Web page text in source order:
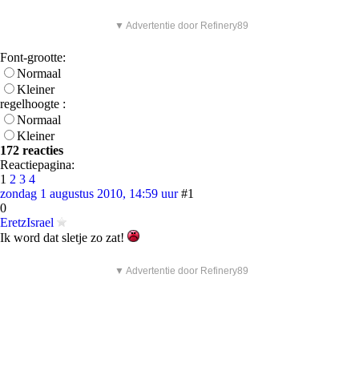
▼ Advertentie door Refinery89
Font-grootte:
Normaal
Kleiner
regelhoogte :
Normaal
Kleiner
172 reacties
Reactiepagina:
1 2 3 4
zondag 1 augustus 2010, 14:59 uur #1
0
EretzIsrael
Ik word dat sletje zo zat!
▼ Advertentie door Refinery89